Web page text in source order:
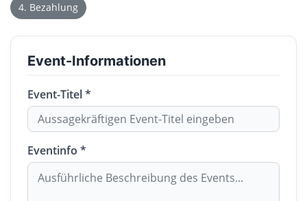
4. Bezahlung
Event-Informationen
Event-Titel *
Eventinfo *